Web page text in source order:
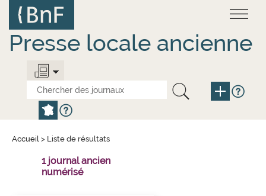
contenu
principal
Presse locale ancienne
Accueil > Liste de résultats
1 journal ancien
numérisé
Panneau de gestion des cookies